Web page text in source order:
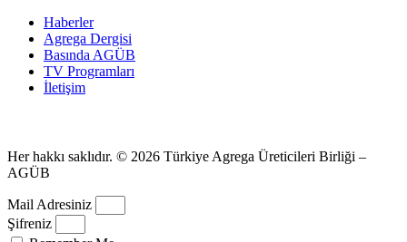
Haberler
Agrega Dergisi
Basında AGÜB
TV Programları
İletişim
Her hakkı saklıdır. © 2026 Türkiye Agrega Üreticileri Birliği –
AGÜB
Mail Adresiniz
Şifreniz